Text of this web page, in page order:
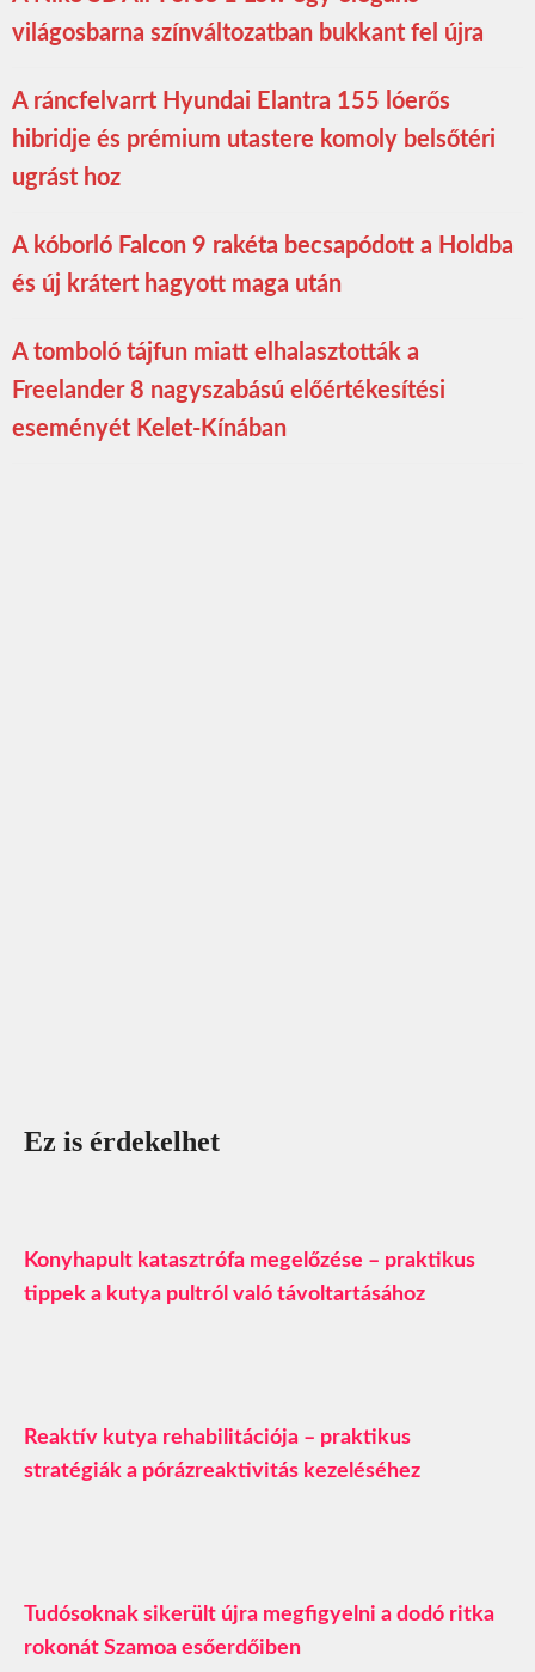
világosbarna színváltozatban bukkant fel újra
A ráncfelvarrt Hyundai Elantra 155 lóerős
hibridje és prémium utastere komoly belsőtéri
ugrást hoz
A kóborló Falcon 9 rakéta becsapódott a Holdba
és új krátert hagyott maga után
A tomboló tájfun miatt elhalasztották a
Freelander 8 nagyszabású előértékesítési
eseményét Kelet-Kínában
Ez is érdekelhet
Konyhapult katasztrófa megelőzése – praktikus
tippek a kutya pultról való távoltartásához
Reaktív kutya rehabilitációja – praktikus
stratégiák a pórázreaktivitás kezeléséhez
Tudósoknak sikerült újra megfigyelni a dodó ritka
rokonát Szamoa esőerdőiben